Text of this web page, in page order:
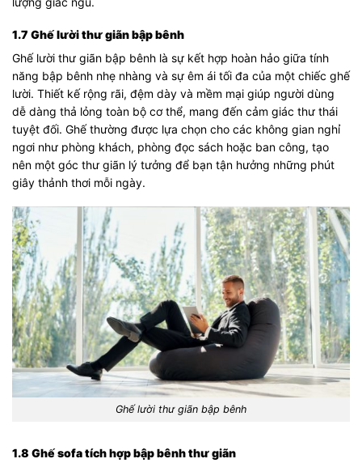
1.7 Ghế lười thư giãn bập bênh
Ghế lười thư giãn bập bênh là sự kết hợp hoàn hảo giữa tính
năng bập bênh nhẹ nhàng và sự êm ái tối đa của một chiếc ghế
lười. Thiết kế rộng rãi, đệm dày và mềm mại giúp người dùng
dễ dàng thả lỏng toàn bộ cơ thể, mang đến cảm giác thư thái
tuyệt đối. Ghế thường được lựa chọn cho các không gian nghỉ
ngơi như phòng khách, phòng đọc sách hoặc ban công, tạo
nên một góc thư giãn lý tưởng để bạn tận hưởng những phút
giây thảnh thơi mỗi ngày.
Ghế lười thư giãn bập bênh
1.8 Ghế sofa tích hợp bập bênh thư giãn